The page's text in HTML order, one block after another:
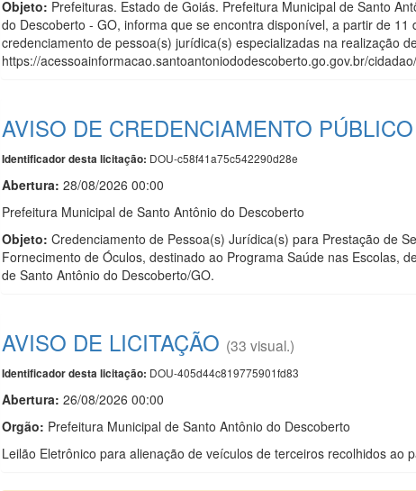
Objeto: Prefeituras. Estado de Goiás. Prefeitura Municipal de Santo
do Descoberto - GO, informa que se encontra disponível, a partir de
credenciamento de pessoa(s) jurídica(s) especializadas na realização
https://acessoainformacao.santoantoniododescoberto.go.gov.br/
AVISO DE CREDENCIAMENTO
Identificador desta licitação: DOU-c58f41a75c542290d28e
Abertura: 28/08/2026 00:00
Prefeitura Municipal de Santo Antônio do Descoberto
Objeto: Credenciamento de Pessoa(s) Jurídica(s) para Prestação de
Fornecimento de Óculos, destinado ao Programa Saúde nas Escolas,
de Santo Antônio do Descoberto/GO.
AVISO DE LICITAÇÃO (33 visual.)
Identificador desta licitação: DOU-405d44c819775901fd83
Abertura: 26/08/2026 00:00
Orgão: Prefeitura Municipal de Santo Antônio do Descoberto
Leilão Eletrônico para alienação de veículos de terceiros recolhidos ao